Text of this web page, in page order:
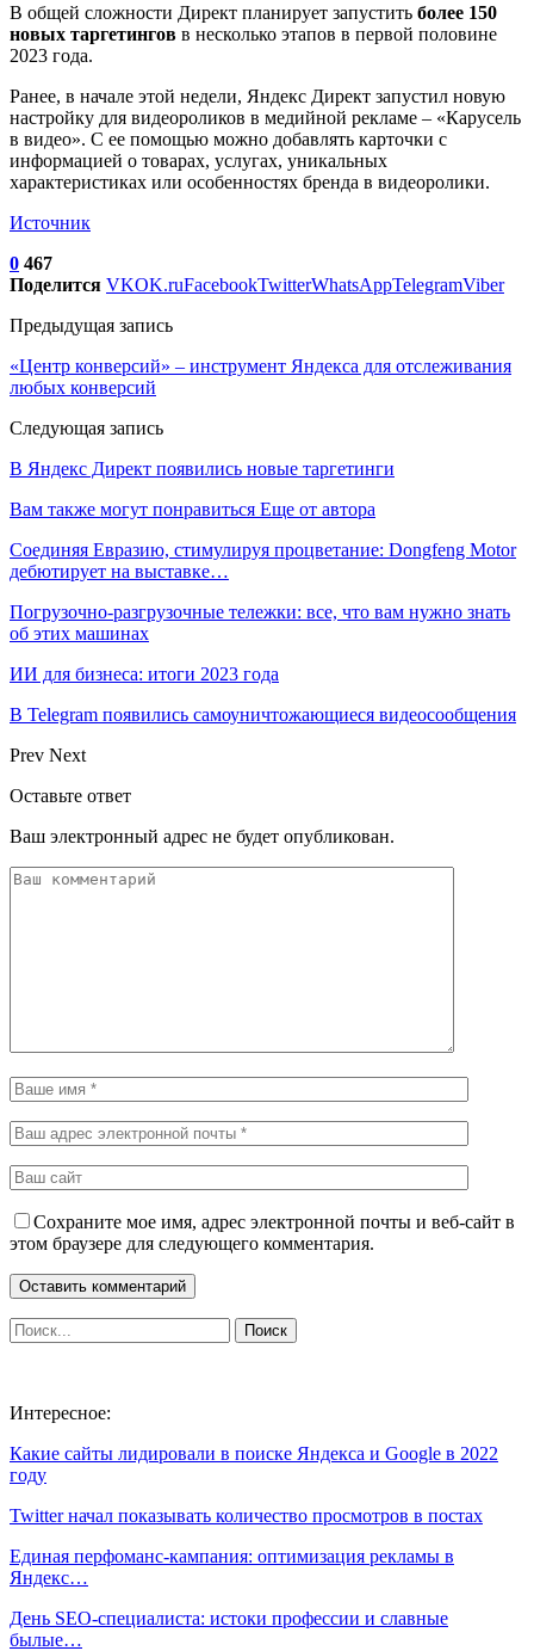
В общей сложности Директ планирует запустить более 150
новых таргетингов в несколько этапов в первой половине
2023 года.
Ранее, в начале этой недели, Яндекс Директ запустил новую
настройку для видеороликов в медийной рекламе – «Карусель
в видео». С ее помощью можно добавлять карточки с
информацией о товарах, услугах, уникальных
характеристиках или особенностях бренда в видеоролики.
Источник
0 467
Поделится VKOK.ruFacebookTwitterWhatsAppTelegramViber
Предыдущая запись
«Центр конверсий» – инструмент Яндекса для отслеживания
любых конверсий
Следующая запись
В Яндекс Директ появились новые таргетинги
Вам также могут понравиться Еще от автора
Соединяя Евразию, стимулируя процветание: Dongfeng Motor
дебютирует на выставке…
Погрузочно-разгрузочные тележки: все, что вам нужно знать
об этих машинах
ИИ для бизнеса: итоги 2023 года
В Telegram появились самоуничтожающиеся видеосообщения
Prev Next
Оставьте ответ
Ваш электронный адрес не будет опубликован.
Сохраните мое имя, адрес электронной почты и веб-сайт в
этом браузере для следующего комментария.
Интересное:
Какие сайты лидировали в поиске Яндекса и Google в 2022
году
Twitter начал показывать количество просмотров в постах
Единая перфоманс-кампания: оптимизация рекламы в
Яндекс…
День SEO-специалиста: истоки профессии и славные
былые…